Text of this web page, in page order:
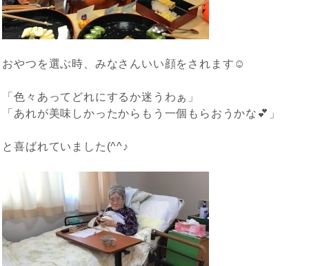
おやつを選ぶ時、みなさんいい顔をされます☺️
「色々あってどれにするか迷うわぁ」
「あれが美味しかったからもう一個もらおうかな💕」
と喜ばれていました(^^♪